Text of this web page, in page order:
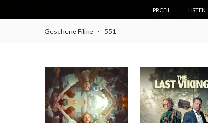
PROFIL LISTEN
Gesehene Filme 551